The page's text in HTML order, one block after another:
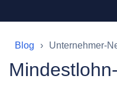
Blog Unternehmer-